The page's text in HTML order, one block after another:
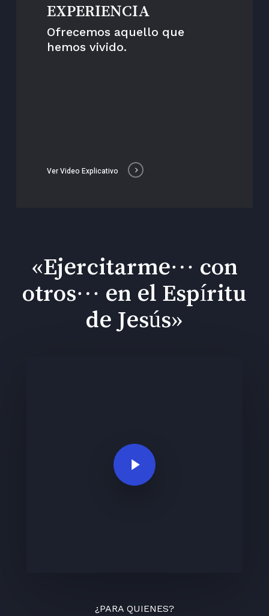
EXPERIENCIA
Ofrecemos aquello que
hemos vivido.
Ver Video Explicativo
«Ejercitarme… con
otros… en el Espíritu
de Jesús»
Play Video
¿PARA QUIENES?